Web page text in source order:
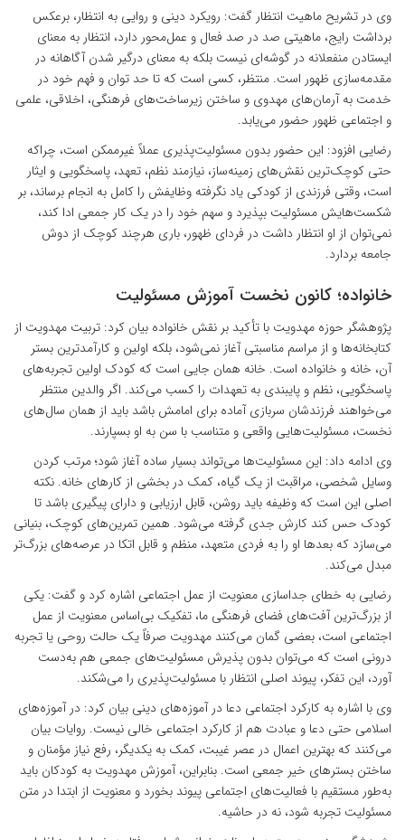
وی در تشریح ماهیت انتظار گفت: رویکرد دینی و روایی به انتظار، برعکس
برداشت رایج، ماهیتی صد در صد فعال و عمل‌محور دارد، انتظار به معنای
ایستادن منفعلانه در گوشه‌ای نیست بلکه به معنای درگیر شدن آگاهانه در
مقدمه‌سازی ظهور است. منتظر، کسی است که تا حد توان و فهم خود در
خدمت به آرمان‌های مهدوی و ساختن زیرساخت‌های فرهنگی، اخلاقی، علمی
و اجتماعی ظهور حضور می‌یابد.
رضایی افزود: این حضور بدون مسئولیت‌پذیری عملاً غیرممکن است، چراکه
حتی کوچک‌ترین نقش‌های زمینه‌ساز، نیازمند نظم، تعهد، پاسخگویی و ایثار
است، وقتی فرزندی از کودکی یاد نگرفته وظایفش را کامل به انجام برساند، بر
شکست‌هایش مسئولیت بپذیرد و سهم خود را در یک کار جمعی ادا کند،
نمی‌توان از او انتظار داشت در فردای ظهور، باری هرچند کوچک از دوش
جامعه بردارد.
خانواده؛ کانون نخست آموزش مسئولیت
پژوهشگر حوزه مهدویت با تأکید بر نقش خانواده بیان کرد: تربیت مهدویت از
کتابخانه‌ها و از مراسم‌ مناسبتی آغاز نمی‌شود، بلکه اولین و کارآمدترین بستر
آن، خانه و خانواده است. خانه همان جایی است که کودک اولین تجربه‌های
پاسخگویی، نظم و پایبندی به تعهدات را کسب می‌کند. اگر والدین منتظر
می‌خواهند فرزندشان سربازی آماده برای امامش باشد باید از همان سال‌های
نخست، مسئولیت‌هایی واقعی و متناسب با سن به او بسپارند.
وی ادامه داد: این مسئولیت‌ها می‌تواند بسیار ساده آغاز شود؛ مرتب کردن
وسایل شخصی، مراقبت از یک گیاه، کمک در بخشی از کار‌های خانه. نکته
اصلی این است که وظیفه باید روشن، قابل ارزیابی و دارای پیگیری باشد تا
کودک حس کند کارش جدی گرفته می‌شود. همین تمرین‌های کوچک، بنیانی
می‌سازد که بعد‌ها او را به فردی متعهد، منظم و قابل اتکا در عرصه‌های بزرگ‌تر
مبدل می‌کند.
رضایی به خطای جداسازی معنویت از عمل اجتماعی اشاره کرد و گفت: یکی
از بزرگ‌ترین آفت‌های فضای فرهنگی ما، تفکیک بی‌اساس معنویت از عمل
اجتماعی است، بعضی گمان می‌کنند مهدویت صرفاً یک حالت روحی یا تجربه
درونی است که می‌توان بدون پذیرش مسئولیت‌های جمعی هم به‌دست
آورد، این تفکر، پیوند اصلی انتظار با مسئولیت‌پذیری را می‌شکند.
وی با اشاره به کارکرد اجتماعی دعا در آموزه‌های دینی بیان کرد: در آموزه‌های
اسلامی حتی دعا و عبادت هم از کارکرد اجتماعی خالی نیست. روایات بیان
می‌کنند که بهترین اعمال در عصر غیبت، کمک به یکدیگر، رفع نیاز مؤمنان و
ساختن بستر‌های خیر جمعی است. بنابراین، آموزش مهدویت به کودکان باید
به‌طور مستقیم با فعالیت‌های اجتماعی پیوند بخورد و معنویت از ابتدا در متن
مسئولیت تجربه شود، نه در حاشیه.